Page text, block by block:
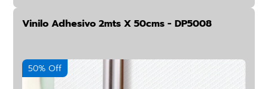
Vinilo Adhesivo 2mts X 50cms - DP5008
50% Off